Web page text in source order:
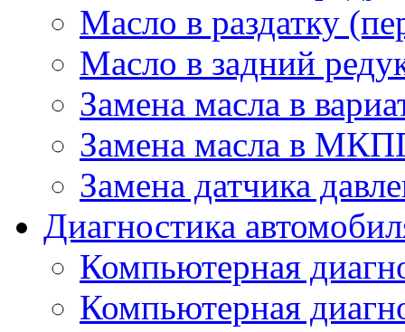
Масло в раздатку
Масло в задний
Замена масла в
Замена масла в
Замена датчика
Диагностика
Компьютерная
Компьютерная